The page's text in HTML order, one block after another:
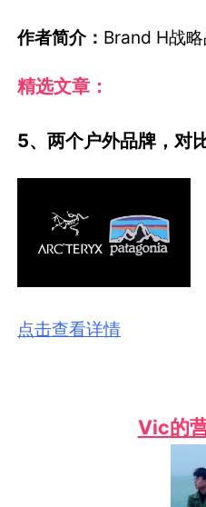
作者简介： Brand H战略
精选文章：
5、两个户外品牌，对
点击查看详情
Vic的